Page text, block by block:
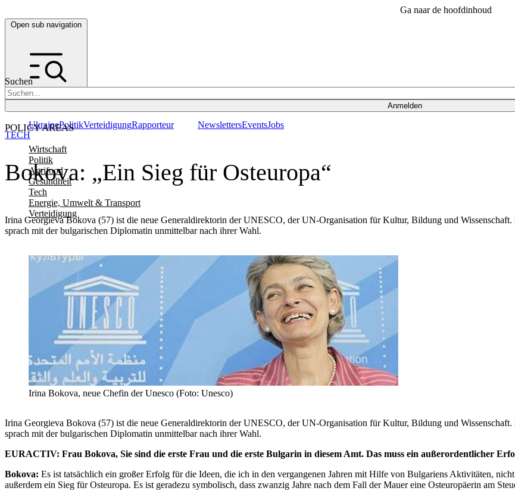
Ga naar de hoofdinhoud
Open sub navigation
Suchen
Anmelden
POLICY AREAS
Wirtschaft
Politik
Agrifood
Gesundheit
Tech
Energie, Umwelt & Transport
Verteidigung
UkrainePolitikVerteidigungRapporteur NewslettersEventsJobs
Bokova: „Ein Sieg für Osteuropa“
Irina Georgieva Bokova (57) ist die neue Generaldirektorin der UNESCO, der UN-Organisation für Kultur, Bildung und
sprach mit der bulgarischen Diplomatin unmittelbar nach ihrer Wahl.
TECH
Irina Bokova, neue Chefin der Unesco (Foto: Unesco)
Irina Georgieva Bokova (57) ist die neue Generaldirektorin der UNESCO, der UN-Organisation für Kultur, Bildung und
sprach mit der bulgarischen Diplomatin unmittelbar nach ihrer Wahl.
EURACTIV: Frau Bokova, Sie sind die erste Frau und die erste Bulgarin in diesem Amt. Das muss ein außerordentlicher
Bokova: Es ist tatsächlich ein großer Erfolg für die Ideen, die ich in den vergangenen Jahren mit Hilfe von Bulgariens Aktivitäten,
außerdem ein Sieg für Osteuropa. Es ist geradezu symbolisch, dass zwanzig Jahre nach dem Fall der Mauer eine Osteuropäerin am